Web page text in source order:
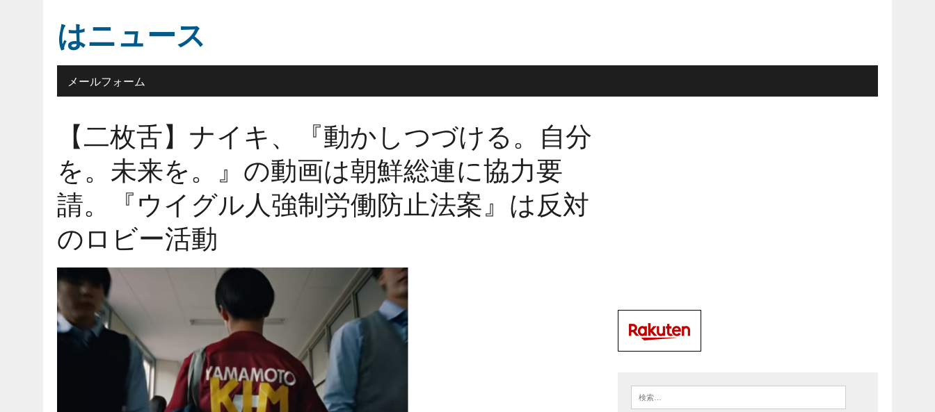
はニュース
メールフォーム
【二枚舌】ナイキ、『動かしつづける。自分
を。未来を。』の動画は朝鮮総連に協力要
請。『ウイグル人強制労働防止法案』は反対
のロビー活動